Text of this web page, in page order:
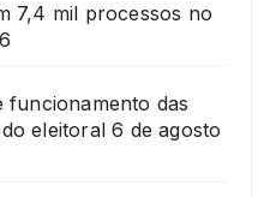
7,4 mil processos no
funcionamento das
eleitoral 6 de agosto